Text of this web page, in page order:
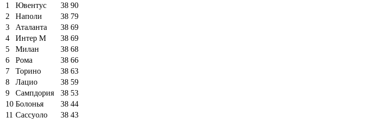
1
Ювентус 38 90
2
Наполи 38 79
3
Аталанта 38 69
4
Интер М 38 69
5
Милан 38 68
6
Рома 38 66
7
Торино 38 63
8
Лацио 38 59
9
Сампдория 38 53
10 Болонья 38 44
11 Сассуоло 38 43